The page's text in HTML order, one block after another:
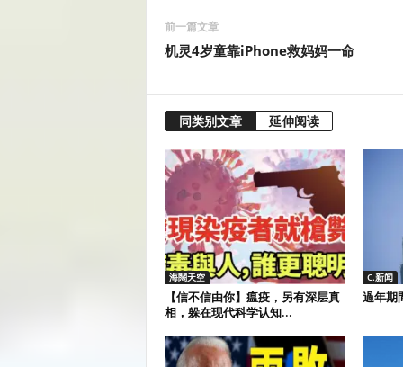
前一篇文章
机灵4岁童靠iPhone救妈妈一命
同类别文章 延伸阅读
海闊天空
【信不信由你】瘟疫，另有深层真
相，躲在现代科学认知...
C.新闻
過年期